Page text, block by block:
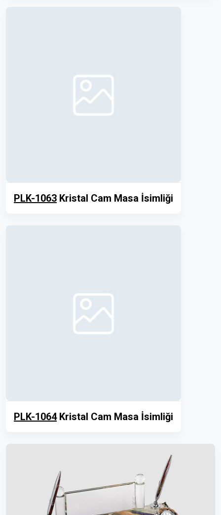
PLK-1063 Kristal Cam Masa İsimliği
PLK-1064Kristal Cam Masa İsimliği